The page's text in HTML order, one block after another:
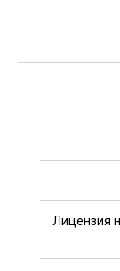
Лицензия